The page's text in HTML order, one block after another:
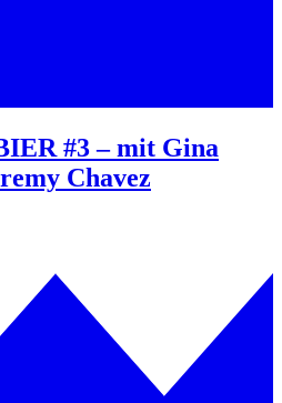
#3 – mit Gina
Chavez